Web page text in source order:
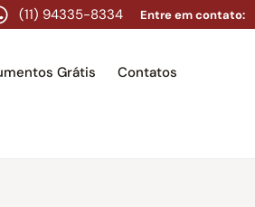
(11) 94335-8334 Entre em contato:
Grátis Contatos